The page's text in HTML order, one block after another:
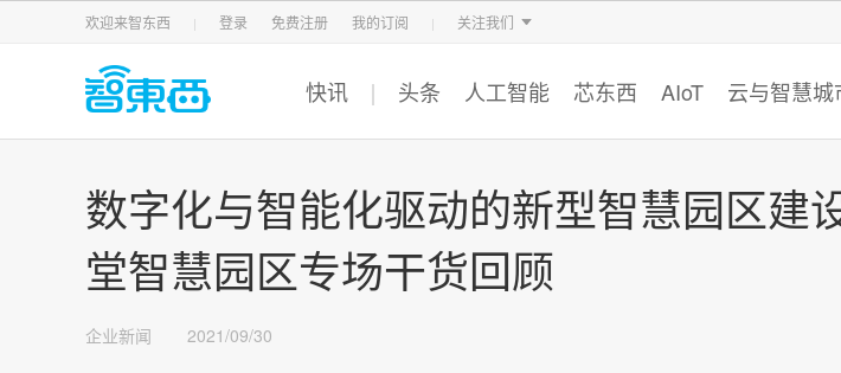
欢迎来智东西 登录 免费注册 我的订阅 关注我们
智东西 车东西 芯东西 智猩猩
快讯 头条 人工智能 芯东西 AIoT 云与智慧城
数字化与智能化驱动的新型智慧园区建
堂智慧园区专场干货回顾
企业新闻 2021/09/30